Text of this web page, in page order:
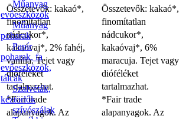
Műanyag
evőeszközök
Műanyag
poharak
Papír
poharak, fa
evőeszközök,
tálcák
Szalvéták,
kéztörlők
szívószálak
Összetevők: kakaó*,
finomítatlan
nádcukor*,
kakaóvaj*, 2% fahéj,
vanília. Tejet vagy
dióféléket
tartalmazhat.
*Fair trade
alapanyagok. Az
Összetevők: kakaó*,
finomítatlan
nádcukor*,
kakaóvaj*, 6%
maracuja. Tejet vagy
dióféléket
tartalmazhat.
*Fair trade
alapanyagok. Az